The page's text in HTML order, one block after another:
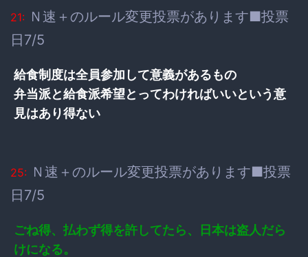
21: Ｎ速＋のルール変更投票があります■投票
日7/5
給食制度は全員参加して意義があるもの
弁当派と給食派希望とってわければいいという意
見はあり得ない
25: Ｎ速＋のルール変更投票があります■投票
日7/5
ごね得、払わず得を許してたら、日本は盗人だら
けになる。